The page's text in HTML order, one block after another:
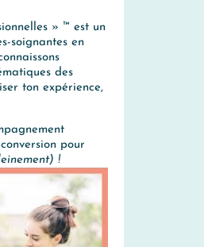
» ™ est un
soignantes en
des
ton expérience,
pour
!